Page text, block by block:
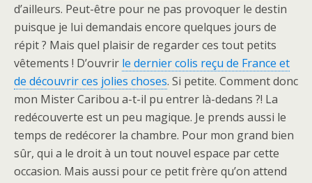
d’ailleurs. Peut-être pour ne pas provoquer le destin
puisque je lui demandais encore quelques jours de
répit ? Mais quel plaisir de regarder ces tout petits
vêtements ! D’ouvrir le dernier colis reçu de France et
de découvrir ces jolies choses. Si petite. Comment donc
mon Mister Caribou a-t-il pu entrer là-dedans ?! La
redécouverte est un peu magique. Je prends aussi le
temps de redécorer la chambre. Pour mon grand bien
sûr, qui a le droit à un tout nouvel espace par cette
occasion. Mais aussi pour ce petit frère qu’on attend